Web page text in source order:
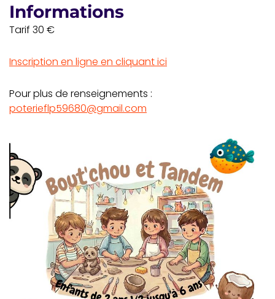
Informations
Tarif 30 €
Inscription en ligne en cliquant ici
Pour plus de renseignements :
poterieflp59680@gmail.com